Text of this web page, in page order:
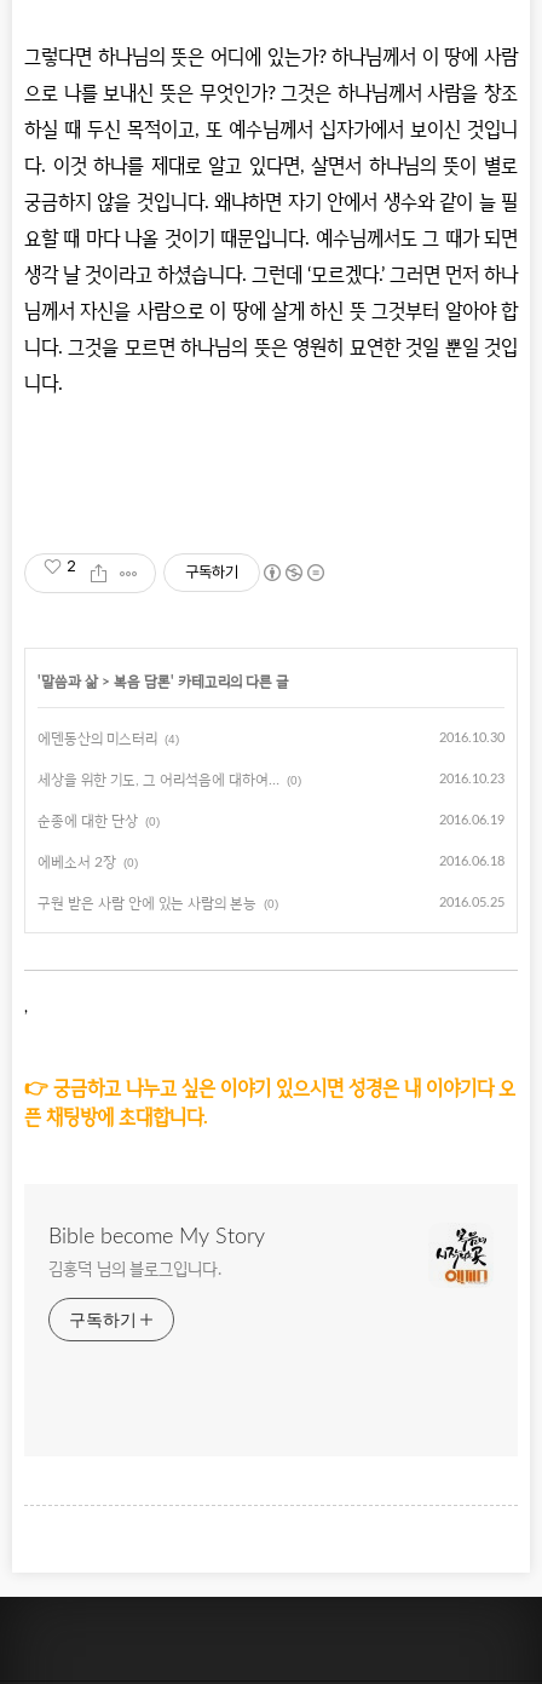
그렇다면 하나님의 뜻은 어디에 있는가? 하나님께서 이 땅에 사람
으로 나를 보내신 뜻은 무엇인가? 그것은 하나님께서 사람을 창조
하실 때 두신 목적이고, 또 예수님께서 십자가에서 보이신 것입니
다. 이것 하나를 제대로 알고 있다면, 살면서 하나님의 뜻이 별로
궁금하지 않을 것입니다. 왜냐하면 자기 안에서 생수와 같이 늘 필
요할 때 마다 나올 것이기 때문입니다. 예수님께서도 그 때가 되면
생각 날 것이라고 하셨습니다. 그런데 ‘모르겠다.’ 그러면 먼저 하나
님께서 자신을 사람으로 이 땅에 살게 하신 뜻 그것부터 알아야 합
니다. 그것을 모르면 하나님의 뜻은 영원히 묘연한 것일 뿐일 것입
니다.
2 구독하기
'말씀과 삶> 복음 담론' 카테고리의 다른 글
에덴동산의 미스터리 (4) 2016.10.30
세상을 위한 기도, 그 어리석음에 대하여… (0) 2016.10.23
순종에 대한 단상 (0) 2016.06.19
에베소서 2장 (0) 2016.06.18
구원 받은 사람 안에 있는 사람의 본능 (0) 2016.05.25
,
👉 궁금하고 나누고 싶은 이야기 있으시면 성경은 내 이야기다 오
픈 채팅방에 초대합니다.
Bible become My Story
김홍덕 님의 블로그입니다.
구독하기